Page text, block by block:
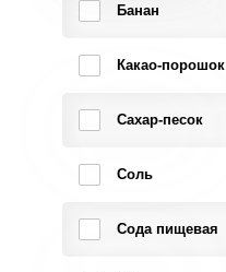
Банан
Какао-порошок
Сахар-песок
Соль
Сода пищевая